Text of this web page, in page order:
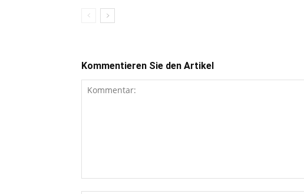
Kommentieren Sie den Artikel